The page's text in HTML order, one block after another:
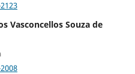
Vasconcellos Souza de